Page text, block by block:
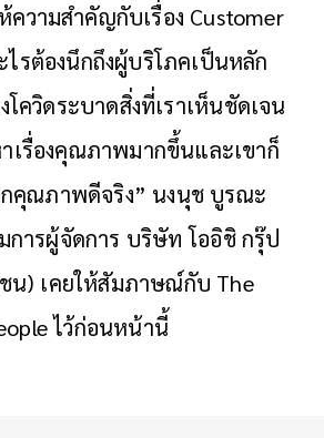
ความสำคัญกับเรื่อง Customer
ไรต้องนึกถึงผู้บริโภคเป็นหลัก
โควิดระบาดสิ่งที่เราเห็นชัดเจน
เรื่องคุณภาพมากขึ้นและเขาก็
คุณภาพดีจริง” นงนุช บูรณะ
การผู้จัดการ บริษัท โออิชิ กรุ๊ป
น) เคยให้สัมภาษณ์กับ The
ไว้ก่อนหน้านี้